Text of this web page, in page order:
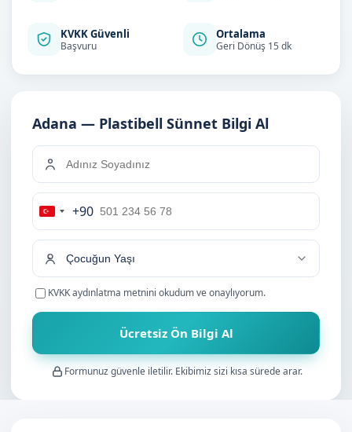
KVKK Güvenli
Başvuru
Ortalama
Geri Dönüş 15 dk
Adana — Plastibell Sünnet Bilgi Al
Turkey
+90
+90
KVKK aydınlatma metnini okudum ve onaylıyorum.
Ücretsiz Ön Bilgi Al
Formunuz güvenle iletilir. Ekibimiz sizi kısa sürede arar.